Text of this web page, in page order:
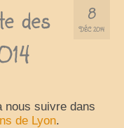
8
DÉC 2014
des
nous suivre dans
de Lyon.